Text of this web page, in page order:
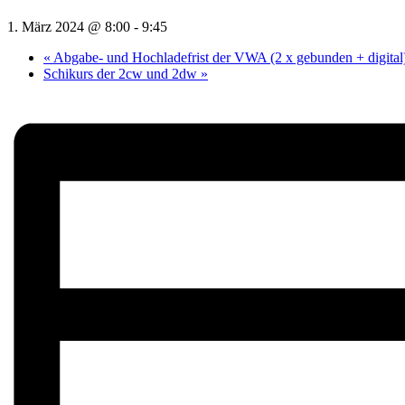
1. März 2024 @ 8:00 - 9:45
« Abgabe- und Hochladefrist der VWA (2 x gebunden +
Schikurs der 2cw und 2dw »